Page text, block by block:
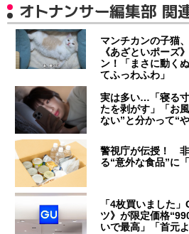
オトナンサー編集部 関
マンチカンの子猫
《あざといポーズ
ン！「まさに動く
てふっわふわ」
実は多い…「寝る
たを剥がす」「お
ない”と分かって“
警視庁が伝授！
る“意外な食品”に
「4枚買いました
ツ》が限定価格
いで最高」「首元